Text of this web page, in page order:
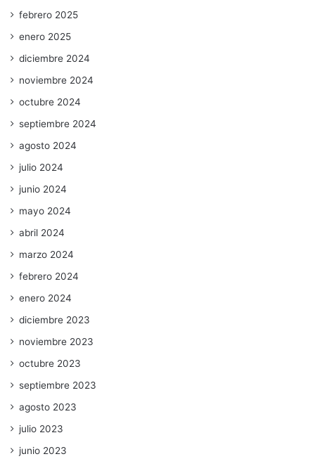
febrero 2025
enero 2025
diciembre 2024
noviembre 2024
octubre 2024
septiembre 2024
agosto 2024
julio 2024
junio 2024
mayo 2024
abril 2024
marzo 2024
febrero 2024
enero 2024
diciembre 2023
noviembre 2023
octubre 2023
septiembre 2023
agosto 2023
julio 2023
junio 2023